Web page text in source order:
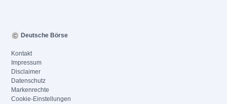
Deutsche Börse
Kontakt
Impressum
Disclaimer
Datenschutz
Markenrechte
Cookie-Einstellungen